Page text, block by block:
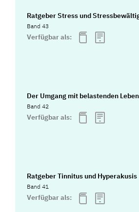
Ratgeber Stress und
Band 43
Verfügbar als:
Der Umgang mit belastenden
Band 42
Verfügbar als:
Ratgeber Tinnitus und Hyperakusis
Band 41
Verfügbar als: